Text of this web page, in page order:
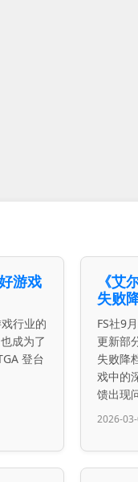
游戏
行业的
成为了
登台
《艾
失败
FS社9
更新部
失败降
戏中的
馈出现
2026-